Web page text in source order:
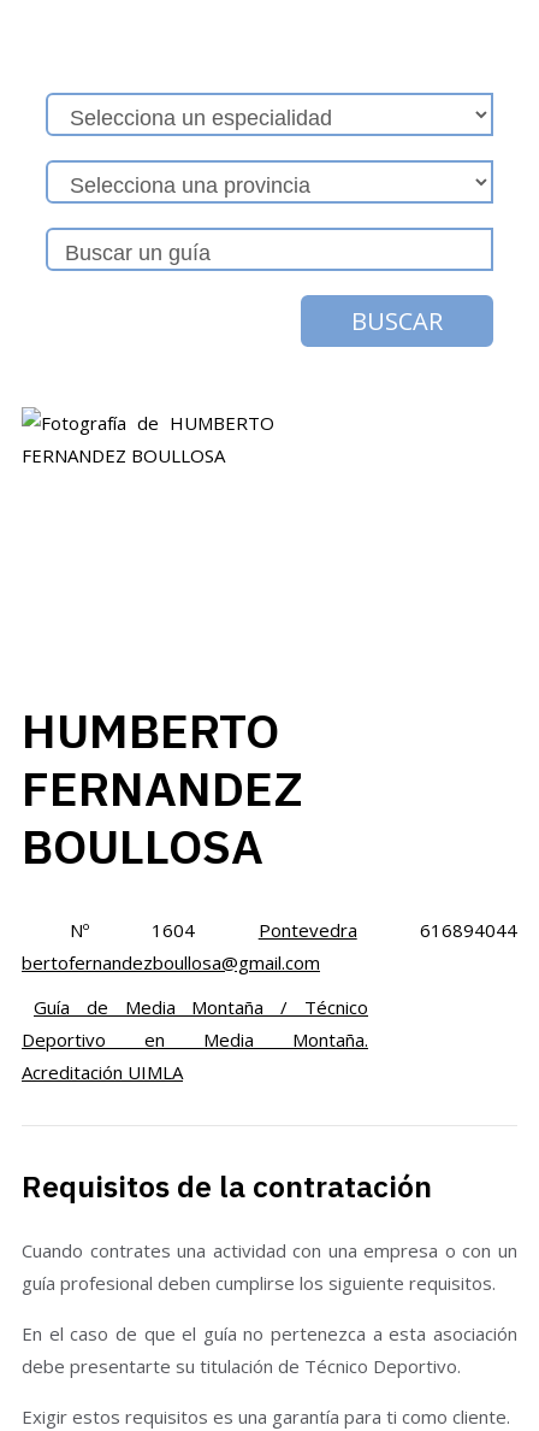
BUSCAR
HUMBERTO
FERNANDEZ
BOULLOSA
Nº 1604 Pontevedra
616894044
bertofernandezboullosa@gmail.com
Guía de Media Montaña / Técnico
Deportivo en Media Montaña.
Acreditación UIMLA
Requisitos de la contratación
Cuando contrates una actividad con una empresa o con un
guía profesional deben cumplirse los siguiente requisitos.
En el caso de que el guía no pertenezca a esta asociación
debe presentarte su titulación de Técnico Deportivo.
Exigir estos requisitos es una garantía para ti como cliente.